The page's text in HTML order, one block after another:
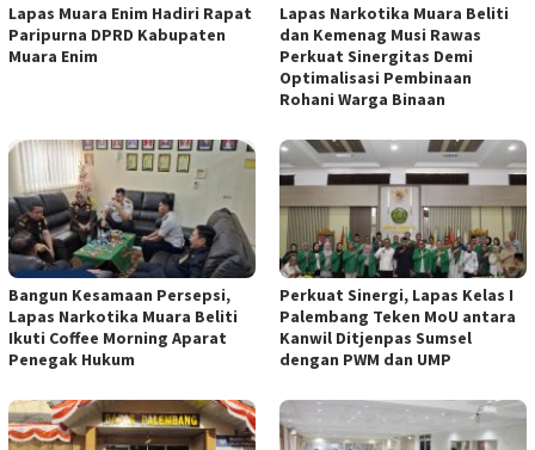
Lapas Muara Enim Hadiri Rapat
Paripurna DPRD Kabupaten
Muara Enim
Lapas Narkotika Muara Beliti
dan Kemenag Musi Rawas
Perkuat Sinergitas Demi
Optimalisasi Pembinaan
Rohani Warga Binaan
Bangun Kesamaan Persepsi,
Lapas Narkotika Muara Beliti
Ikuti Coffee Morning Aparat
Penegak Hukum
Perkuat Sinergi, Lapas Kelas I
Palembang Teken MoU antara
Kanwil Ditjenpas Sumsel
dengan PWM dan UMP